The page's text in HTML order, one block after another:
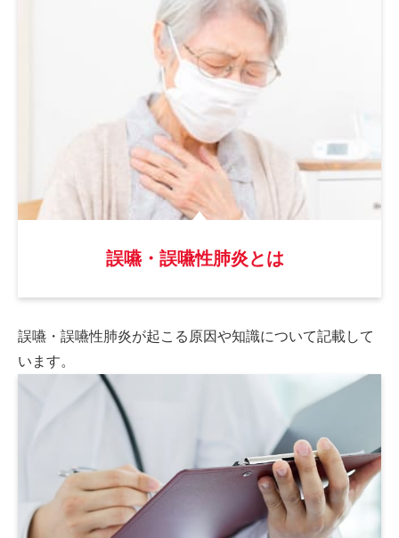
誤嚥・誤嚥性肺炎とは
誤嚥・誤嚥性肺炎が起こる原因や知識について記載して
います。